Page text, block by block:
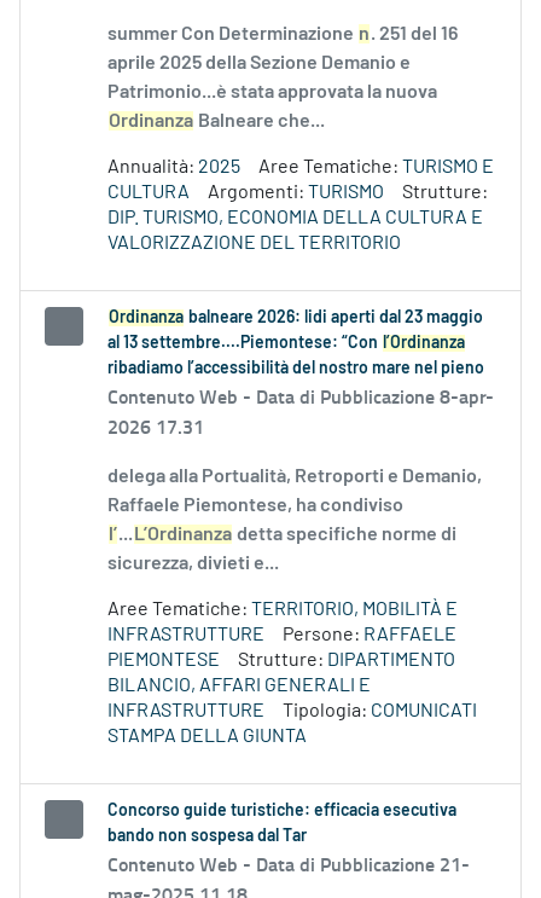
summer Con Determinazione n. 251 del 16
aprile 2025 della Sezione Demanio e
Patrimonio...è stata approvata la nuova
Ordinanza Balneare che...
Annualità: 2025 Aree Tematiche: TURISMO E
CULTURA
Argomenti: TURISMO
Strutture:
DIP. TURISMO, ECONOMIA DELLA CULTURA E
VALORIZZAZIONE DEL TERRITORIO
Ordinanza balneare 2026: lidi aperti dal 23 maggio
al 13 settembre....Piemontese: “Con l’Ordinanza
ribadiamo l’accessibilità del nostro mare nel pieno
Contenuto Web - Data di Pubblicazione 8-apr-
2026 17.31
delega alla Portualità, Retroporti e Demanio,
Raffaele Piemontese, ha condiviso
l’... L’Ordinanza detta specifiche norme di
sicurezza, divieti e...
Aree Tematiche: TERRITORIO, MOBILITÀ E
INFRASTRUTTURE
Persone: RAFFAELE
PIEMONTESE
Strutture: DIPARTIMENTO
BILANCIO, AFFARI GENERALI E
INFRASTRUTTURE
Tipologia: COMUNICATI
STAMPA DELLA GIUNTA
Concorso guide turistiche: efficacia esecutiva
bando non sospesa dal Tar
Contenuto Web - Data di Pubblicazione 21-